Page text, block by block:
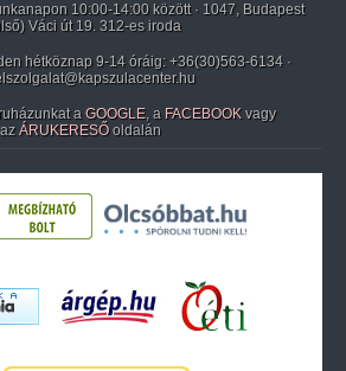
10:00-14:00 között · 1047, Budapest
Váci út 19. 312-es iroda
hétköznap 9-14 óráig: +36(30)563-6134 ·
a GOOGLE, a FACEBOOK vagy
az ÁRUKERESŐ oldalán